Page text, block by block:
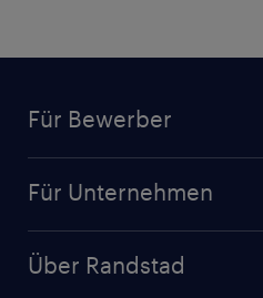
Für Bewerber
Initiativbewerbung
Für Unternehmen
Über Randstad